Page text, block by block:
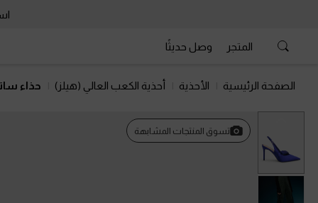
المتجر وصل حديثًا
الصفحة الرئيسية الأحذية أحذية الكعب العالي (هيلز) حذاء
تسوق المنتجات المشابهة